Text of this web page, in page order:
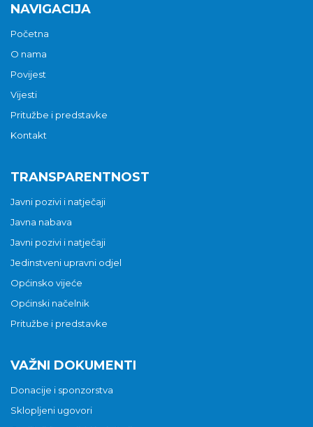
NAVIGACIJA
Početna
O nama
Povijest
Vijesti
Pritužbe i predstavke
Kontakt
TRANSPARENTNOST
Javni pozivi i natječaji
Javna nabava
Javni pozivi i natječaji
Jedinstveni upravni odjel
Općinsko vijeće
Općinski načelnik
Pritužbe i predstavke
VAŽNI DOKUMENTI
Donacije i sponzorstva
Sklopljeni ugovori